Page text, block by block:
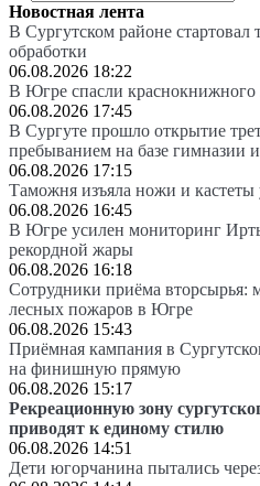
Новостная лента
В Сургутском районе стартовал
обработки
06.08.2026 18:22
В Югре спасли краснокнижного
06.08.2026 17:45
В Сургуте прошло открытие
пребыванием на базе
06.08.2026 17:15
Таможня изъяла ножи и кастеты
06.08.2026 16:45
В Югре усилен мониторинг
рекордной жары
06.08.2026 16:18
Сотрудники приёма вторсырья:
лесных пожаров в Югре
06.08.2026 15:43
Приёмная кампания в
на финишную прямую
06.08.2026 15:17
Рекреационную зону
приводят к единому стилю
06.08.2026 14:51
Дети югорчанина пытались